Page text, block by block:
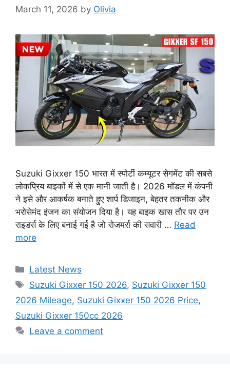
March 11, 2026 by Olivia
Suzuki Gixxer 150 भारत में स्पोर्टी कम्यूटर सेगमेंट की सबसे
लोकप्रिय बाइकों में से एक मानी जाती है। 2026 मॉडल में कंपनी
ने इसे और आकर्षक बनाते हुए शार्प डिजाइन, बेहतर तकनीक और
भरोसेमंद इंजन का संयोजन दिया है। यह बाइक खास तौर पर उन
राइडर्स के लिए बनाई गई है जो रोजमर्रा की सवारी … Read
more
Categories
Latest News
Tags
Suzuki Gixxer 150 2026, Suzuki Gixxer 150
2026 Mileage, Suzuki Gixxer 150 2026 Price,
Suzuki Gixxer 150cc 2026
Leave a comment